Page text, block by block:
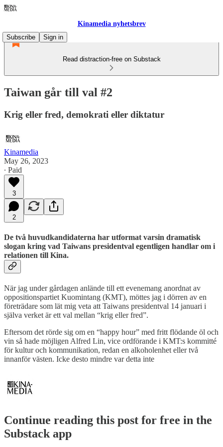
Kinamedia nyhetsbrev
Subscribe
Sign in
Read distraction-free on Substack
Taiwan går till val #2
Krig eller fred, demokrati eller diktatur
Kinamedia
May 26, 2023
∙ Paid
3
2
De två huvudkandidaterna har utformat varsin dramatisk
slogan kring vad Taiwans presidentval egentligen handlar om i
relationen till Kina.
När jag under gårdagen anlände till ett evenemang anordnat av
oppositionspartiet Kuomintang (KMT), möttes jag i dörren av en
företrädare som lät mig veta att Taiwans presidentval 14 januari i
själva verket är ett val mellan “krig eller fred”.
Eftersom det rörde sig om en “happy hour” med fritt flödande öl och
vin så hade möjligen Alfred Lin, vice ordförande i KMT:s kommitté
för kultur och kommunikation, redan en alkoholenhet eller två
innanför västen. Icke desto mindre var detta inte
Continue reading this post for free in the
Substack app